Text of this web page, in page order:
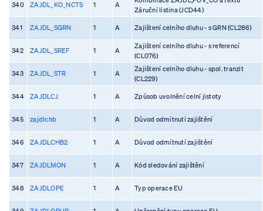
340 ZAJDL_KO_NCTS 1 A
Záruční listina (JCD44)
341 ZAJDL_SGRN 1 A Zajištení celního dluhu - s GRN (CL286)
342 ZAJDL_SREF 1 A
Zajištení celního dluhu - s referencí
(CL076)
343 ZAJDL_STR 1 A
Zajištení celního dluhu - spol. tranzit
(CL229)
344 ZAJDLCJ 1 A Způsob uvolnění celní jistoty
345 zajdlchb 1 A Důvod odmítnutí zajištění
346 ZAJDLCHB2 1 A Důvod odmítnutí zajištění
347 ZAJDLMON 1 A Kód sledování zajištění
348 ZAJDLOPE 1 A Typ operace EU